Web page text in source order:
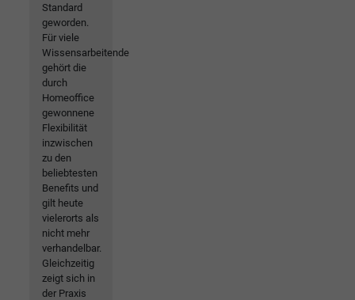
Standard
geworden.
Für viele
Wissensarbeitende
gehört die
durch
Homeoffice
gewonnene
Flexibilität
inzwischen
zu den
beliebtesten
Benefits und
gilt heute
vielerorts als
nicht mehr
verhandelbar.
Gleichzeitig
zeigt sich in
der Praxis